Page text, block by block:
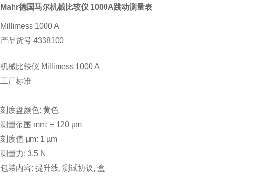
Mahr德国马尔机械比较仪 1000A跳动测量表
Millimess 1000 A
产品货号 4338100
机械比较仪 Millimess 1000 A
工厂标准
刻度盘颜色: 黄色
测量范围 mm: ± 120 µm
刻度值 µm: 1 µm
测量力: 3.5 N
包装内容: 提升线, 测试协议, 盒